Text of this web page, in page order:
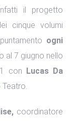
il progetto
cinque volumi
ogni
al 7 giugno nello
con Lucas Da
coordinatore